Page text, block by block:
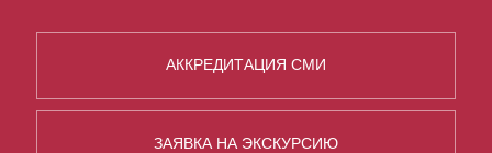
АККРЕДИТАЦИЯ СМИ
ЗАЯВКА НА ЭКСКУРСИЮ